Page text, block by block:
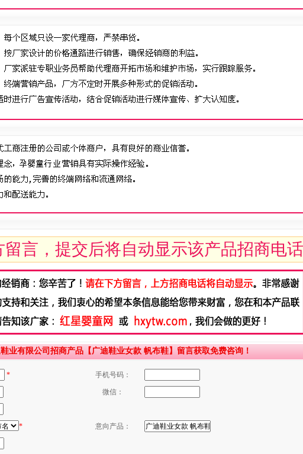
留言，提交后将自动显示该产品招商电话
业有限公司招商产品【广迪鞋业女款 帆布鞋】留言获取免费咨询！
* 手机号码：
微信：
* 意向产品：